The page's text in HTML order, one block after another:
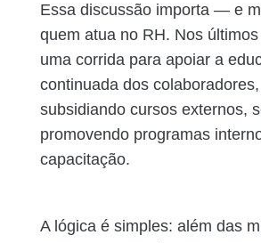
Essa discussão importa — e
quem atua no RH. Nos
uma corrida para apoiar a
continuada dos
subsidiando cursos externos,
promovendo programas
capacitação.
A lógica é simples: além das